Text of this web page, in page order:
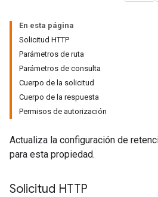
En esta página
Solicitud HTTP
Parámetros de ruta
Parámetros de consulta
Cuerpo de la solicitud
Cuerpo de la respuesta
Permisos de autorización
Actualiza la configuración de
para esta propiedad.
Solicitud HTTP